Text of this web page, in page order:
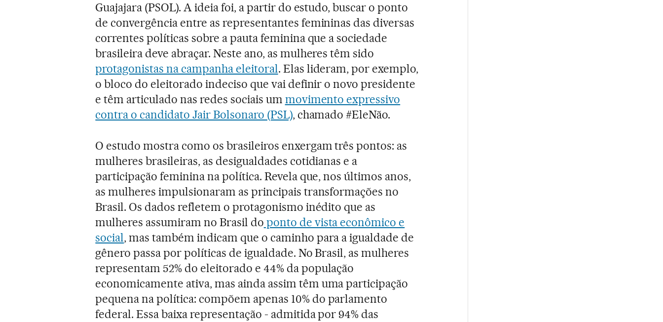
Guajajara (PSOL). A ideia foi, a partir do estudo, buscar o ponto
de convergência entre as representantes femininas das diversas
correntes políticas sobre a pauta feminina que a sociedade
brasileira deve abraçar. Neste ano, as mulheres têm sido
protagonistas na campanha eleitoral. Elas lideram, por exemplo,
o bloco do eleitorado indeciso que vai definir o novo presidente
e têm articulado nas redes sociais um movimento expressivo
contra o candidato Jair Bolsonaro (PSL), chamado #EleNão.
O estudo mostra como os brasileiros enxergam três pontos: as
mulheres brasileiras, as desigualdades cotidianas e a
participação feminina na política. Revela que, nos últimos anos,
as mulheres impulsionaram as principais transformações no
Brasil. Os dados refletem o protagonismo inédito que as
mulheres assumiram no Brasil do ponto de vista econômico e
social, mas também indicam que o caminho para a igualdade de
gênero passa por políticas de igualdade. No Brasil, as mulheres
representam 52% do eleitorado e 44% da população
economicamente ativa, mas ainda assim têm uma participação
pequena na política: compõem apenas 10% do parlamento
federal. Essa baixa representação - admitida por 94% das